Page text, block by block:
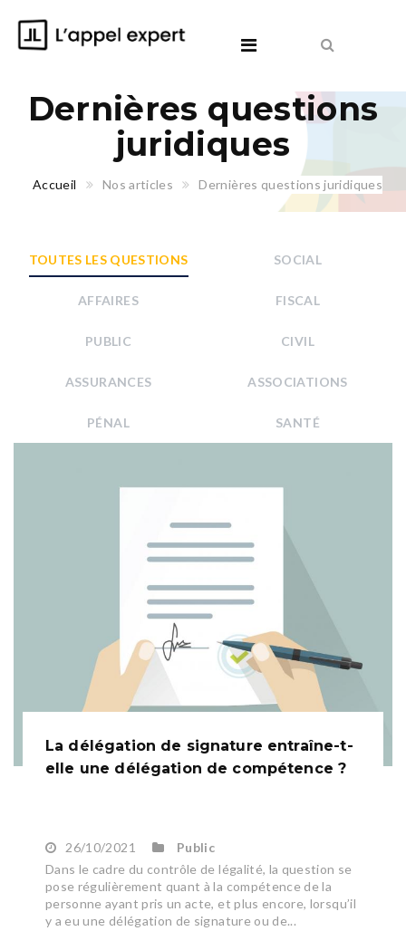
Dernières questions
juridiques
Accueil Nos articles Dernières questions juridiques
TOUTES LES QUESTIONS SOCIAL
AFFAIRES FISCAL
PUBLIC CIVIL
ASSURANCES ASSOCIATIONS
PÉNAL SANTÉ
La délégation de signature entraîne-t-
elle une délégation de compétence ?
26/10/2021
Public
Dans le cadre du contrôle de légalité, la question se
pose régulièrement quant à la compétence de la
personne ayant pris un acte, et plus encore, lorsqu’il
y a eu une délégation de signature ou de...